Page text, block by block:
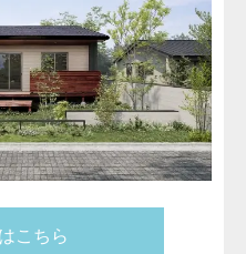
こちら